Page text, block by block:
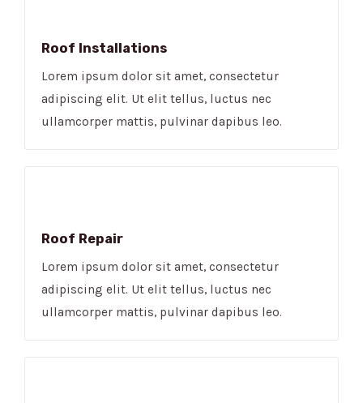
Roof Installations
Lorem ipsum dolor sit amet, consectetur
adipiscing elit. Ut elit tellus, luctus nec
ullamcorper mattis, pulvinar dapibus leo.
Roof Repair
Lorem ipsum dolor sit amet, consectetur
adipiscing elit. Ut elit tellus, luctus nec
ullamcorper mattis, pulvinar dapibus leo.